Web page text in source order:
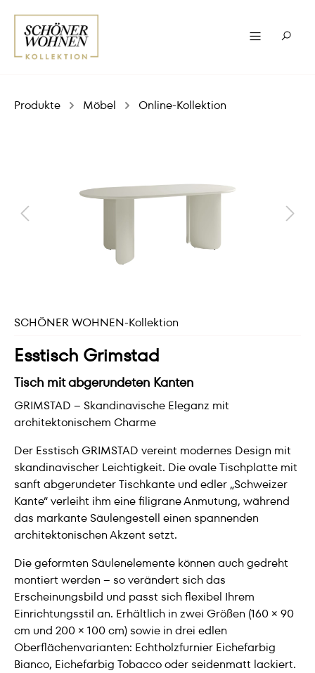
Produkte Möbel Online-Kollektion
SCHÖNER WOHNEN-Kollektion
Esstisch Grimstad
Tisch mit abgerundeten Kanten
GRIMSTAD – Skandinavische Eleganz mit
architektonischem Charme
Der Esstisch GRIMSTAD vereint modernes Design mit
skandinavischer Leichtigkeit. Die ovale Tischplatte mit
sanft abgerundeter Tischkante und edler „Schweizer
Kante“ verleiht ihm eine filigrane Anmutung, während
das markante Säulengestell einen spannenden
architektonischen Akzent setzt.
Die geformten Säulenelemente können auch gedreht
montiert werden – so verändert sich das
Erscheinungsbild und passt sich flexibel Ihrem
Einrichtungsstil an. Erhältlich in zwei Größen (160 × 90
cm und 200 × 100 cm) sowie in drei edlen
Oberflächenvarianten: Echtholzfurnier Eichefarbig
Bianco, Eichefarbig Tobacco oder seidenmatt lackiert.